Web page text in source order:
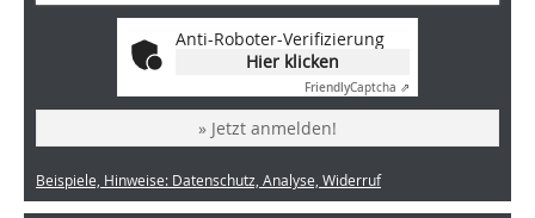
Anti-Roboter-Verifizierung
Hier klicken
FriendlyCaptcha ⇗
» Jetzt anmelden!
Beispiele, Hinweise: Datenschutz, Analyse, Widerruf